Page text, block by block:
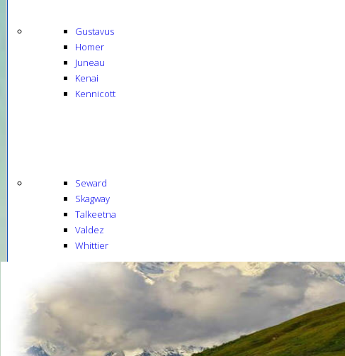
Gustavus
Homer
Juneau
Kenai
Kennicott
Seward
Skagway
Talkeetna
Valdez
Whittier